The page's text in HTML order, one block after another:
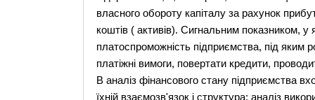
власного обороту капіталу за рахунок
коштів ( активів). Сигнальним показником,
платоспроможність підприємства, під яким
платіжні вимоги, повертати кредити,
В аналіз фінансового стану підприємства
їхній взаємозв'язок і структура; аналіз